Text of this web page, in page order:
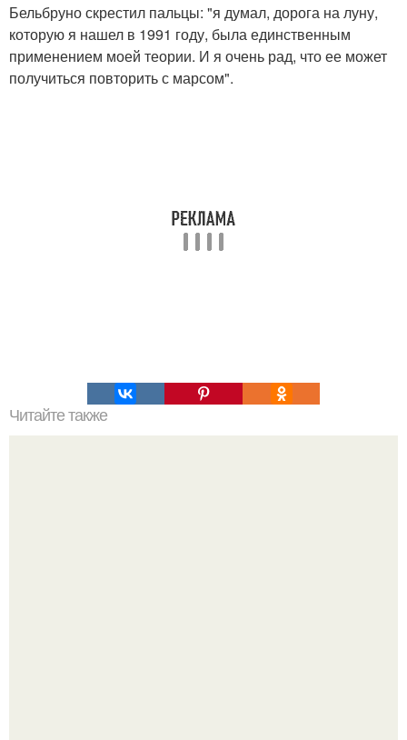
Бельбруно скрестил пальцы: "я думал, дорога на луну,
которую я нашел в 1991 году, была единственным
применением моей теории. И я очень рад, что ее может
получиться повторить с марсом".
Читайте также